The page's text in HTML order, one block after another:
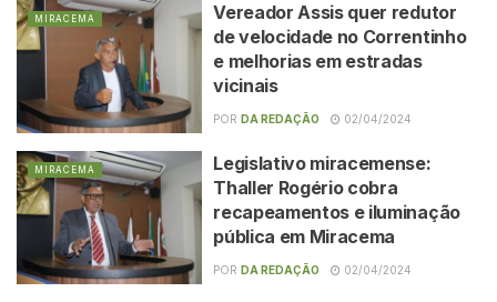
MIRACEMA
Vereador Assis quer redutor
de velocidade no Correntinho
e melhorias em estradas
vicinais
POR DA REDAÇÃO 02/04/2024
MIRACEMA
Legislativo miracemense:
Thaller Rogério cobra
recapeamentos e iluminação
pública em Miracema
POR DA REDAÇÃO 02/04/2024